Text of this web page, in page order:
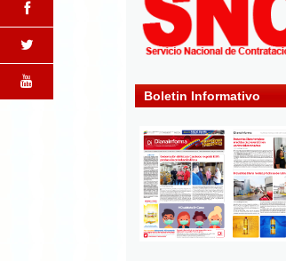
Boletin Informativo